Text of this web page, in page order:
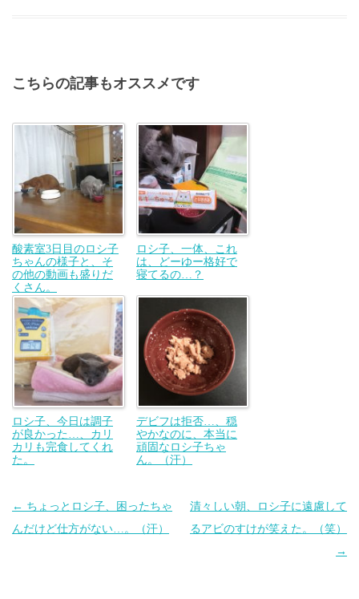
こちらの記事もオススメです
酸素室3日目のロシ子
ちゃんの様子と、そ
の他の動画も盛りだ
くさん。
ロシ子、一体、これ
は、どーゆー格好で
寝てるの…？
ロシ子、今日は調子
が良かった…、カリ
カリも完食してくれ
た。
デビフは拒否…、穏
やかなのに、本当に
頑固なロシ子ちゃ
ん。（汗）
投
稿
← ちょっとロシ子、困ったちゃ
んだけど仕方がない…。（汗）
清々しい朝、ロシ子に遠慮して
るアビのすけが笑えた。（笑）
→